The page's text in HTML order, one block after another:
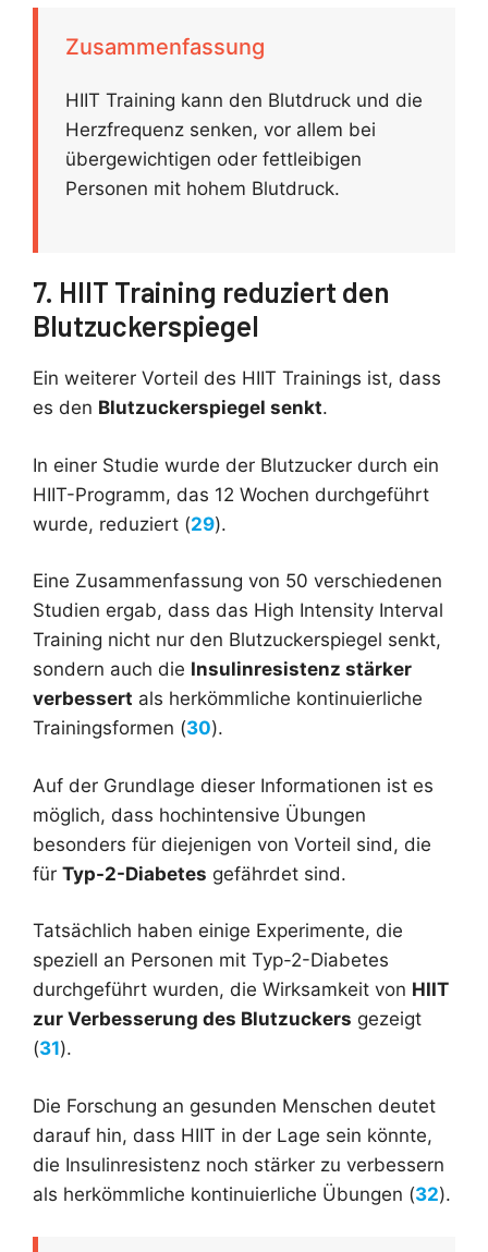
Zusammenfassung
HIIT Training kann den Blutdruck und die
Herzfrequenz senken, vor allem bei
übergewichtigen oder fettleibigen
Personen mit hohem Blutdruck.
7. HIIT Training reduziert den
Blutzuckerspiegel
Ein weiterer Vorteil des HIIT Trainings ist, dass
es den Blutzuckerspiegel senkt.
In einer Studie wurde der Blutzucker durch ein
HIIT-Programm, das 12 Wochen durchgeführt
wurde, reduziert (29).
Eine Zusammenfassung von 50 verschiedenen
Studien ergab, dass das High Intensity Interval
Training nicht nur den Blutzuckerspiegel senkt,
sondern auch die Insulinresistenz stärker
verbessert als herkömmliche kontinuierliche
Trainingsformen (30).
Auf der Grundlage dieser Informationen ist es
möglich, dass hochintensive Übungen
besonders für diejenigen von Vorteil sind, die
für Typ-2-Diabetes gefährdet sind.
Tatsächlich haben einige Experimente, die
speziell an Personen mit Typ-2-Diabetes
durchgeführt wurden, die Wirksamkeit von HIIT
zur Verbesserung des Blutzuckers gezeigt
(31).
Die Forschung an gesunden Menschen deutet
darauf hin, dass HIIT in der Lage sein könnte,
die Insulinresistenz noch stärker zu verbessern
als herkömmliche kontinuierliche Übungen (32).